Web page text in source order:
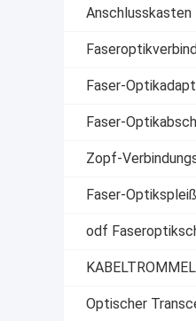
Anschlusskasten
Faser-
Faser-
Zopf-
Faser-
odf
Optischer